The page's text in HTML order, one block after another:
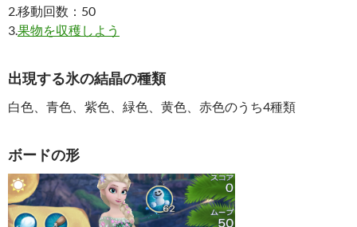
2.移動回数：50
3.果物を収穫しよう
出現する氷の結晶の種類
白色、青色、紫色、緑色、黄色、赤色のうち4種類
ボードの形